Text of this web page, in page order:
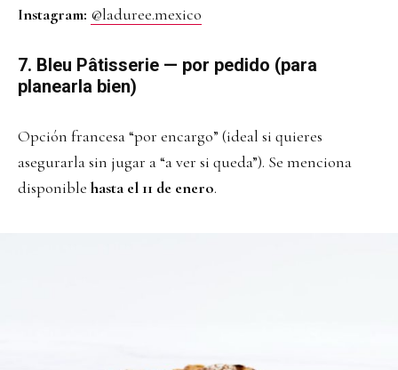
Instagram: @laduree.mexico
7. Bleu Pâtisserie — por pedido (para
planearla bien)
Opción francesa “por encargo” (ideal si quieres
asegurarla sin jugar a “a ver si queda”). Se menciona
disponible hasta el 11 de enero.